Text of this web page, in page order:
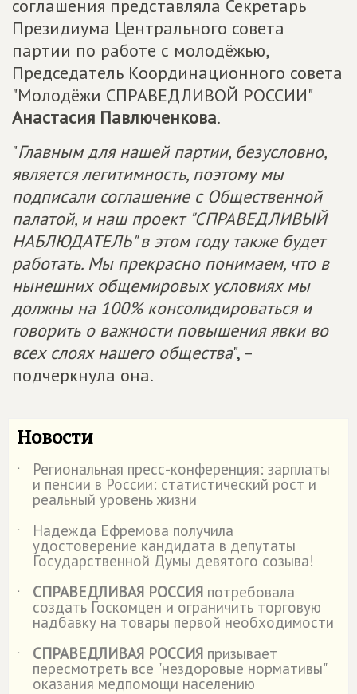
соглашения представляла Секретарь
Президиума Центрального совета
партии по работе с молодёжью,
Председатель Координационного совета
"Молодёжи СПРАВЕДЛИВОЙ РОССИИ"
Анастасия Павлюченкова.
"Главным для нашей партии, безусловно,
является легитимность, поэтому мы
подписали соглашение с Общественной
палатой, и наш проект "СПРАВЕДЛИВЫЙ
НАБЛЮДАТЕЛЬ" в этом году также будет
работать. Мы прекрасно понимаем, что в
нынешних общемировых условиях мы
должны на 100% консолидироваться и
говорить о важности повышения явки во
всех слоях нашего общества", –
подчеркнула она.
Новости
˙ Региональная пресс-конференция: зарплаты
и пенсии в России: статистический рост и
реальный уровень жизни
˙
Надежда Ефремова получила
удостоверение кандидата в депутаты
Государственной Думы девятого созыва!
˙
СПРАВЕДЛИВАЯ РОССИЯ потребовала
создать Госкомцен и ограничить торговую
надбавку на товары первой необходимости
˙
СПРАВЕДЛИВАЯ РОССИЯ призывает
пересмотреть все "нездоровые нормативы"
оказания медпомощи населению